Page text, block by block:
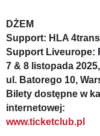
DŻEM
Support: HLA
Support Liveurope:
7 & 8 listopada
ul. Batorego 10,
Bilety dostępne w
internetowej:
www.ticketclub.pl